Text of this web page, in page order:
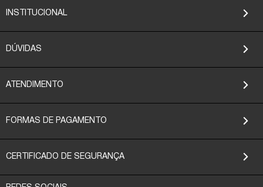
INSTITUCIONAL
DÚVIDAS
ATENDIMENTO
FORMAS DE PAGAMENTO
CERTIFICADO DE SEGURANÇA